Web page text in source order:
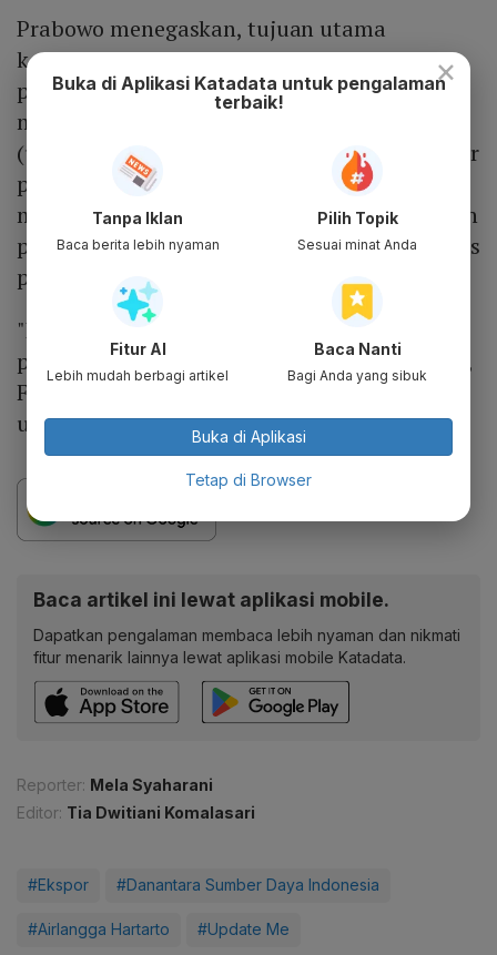
Prabowo menegaskan, tujuan utama
kebijakan ini adalah memperkuat
pengawasan dan monitoring dan
memberantas praktik kurang bayar
(underinvoicing), pemindahan harga (transfer
pricing), dan pelarian devisa hasil ekspor. Ia
meyakini kebijakan ini akan mengoptimalkan
penerimaan pajak dan penerimaan negar atas
pengelolaan SDA.
"Dengan kebijakan ini, kami berharap
penerimaan negara kita bisa seperti Meksiko,
Filipina dan negara tetangga kita lainnya,"
ujar dia.
Baca artikel ini lewat aplikasi mobile.
Dapatkan pengalaman membaca lebih nyaman dan nikmati
fitur menarik lainnya lewat aplikasi mobile Katadata.
Reporter: Mela Syaharani
Editor: Tia Dwitiani Komalasari
#Ekspor #Danantara Sumber Daya Indonesia
#Airlangga Hartarto #Update Me
×
Buka di Aplikasi Katadata untuk pengalaman
terbaik!
Tanpa Iklan
Baca berita lebih nyaman
Pilih Topik
Sesuai minat Anda
Fitur AI
Lebih mudah berbagi artikel
Baca Nanti
Bagi Anda yang sibuk
Buka di Aplikasi
Tetap di Browser